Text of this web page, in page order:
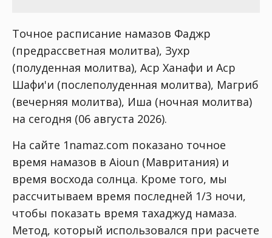
Точное расписание намазов Фаджр
(предрассветная молитва), Зухр
(полуденная молитва), Аср Ханафи и Аср
Шафи'и (послеполуденная молитва), Магриб
(вечерняя молитва), Иша (ночная молитва)
на сегодня (06 августа 2026).
На сайте 1namaz.com показано точное
время намазов в Aioun (Мавритания) и
время восхода солнца. Кроме того, мы
рассчитываем время последней 1/3 ночи,
чтобы показать время тахаджуд намаза.
Метод, который использовался при расчете